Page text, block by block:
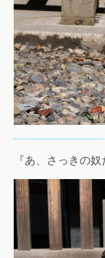
『あ、さっきの奴